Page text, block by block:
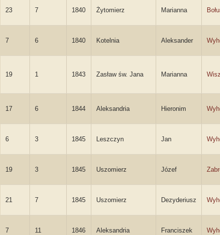
23 7 1840 Żytomierz Marianna
7 6 1840 Kotelnia Aleksander
19 1 1843 Zasław św. Jana Marianna
17 6 1844 Aleksandria Hieronim
6 3 1845 Leszczyn Jan
19 3 1845 Uszomierz Józef
21 7 1845 Uszomierz Dezyderiusz
7 11 1846 Aleksandria Franciszek